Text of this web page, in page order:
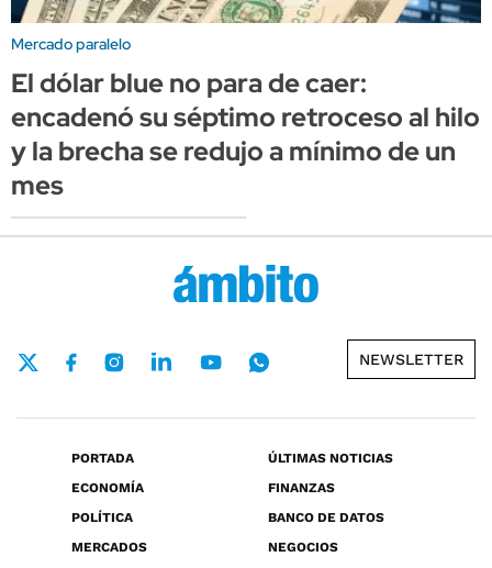
Mercado paralelo
El dólar blue no para de caer:
encadenó su séptimo retroceso al hilo
y la brecha se redujo a mínimo de un
mes
NEWSLETTER
PORTADA
ÚLTIMAS NOTICIAS
ECONOMÍA
FINANZAS
POLÍTICA
BANCO DE DATOS
MERCADOS
NEGOCIOS